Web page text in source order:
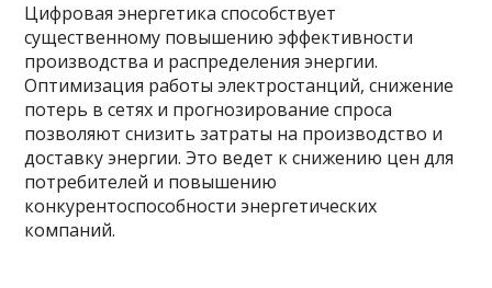
Цифровая энергетика способствует
существенному повышению эффективности
производства и распределения энергии.
Оптимизация работы электростанций, снижение
потерь в сетях и прогнозирование спроса
позволяют снизить затраты на производство и
доставку энергии. Это ведет к снижению цен для
потребителей и повышению
конкурентоспособности энергетических
компаний.